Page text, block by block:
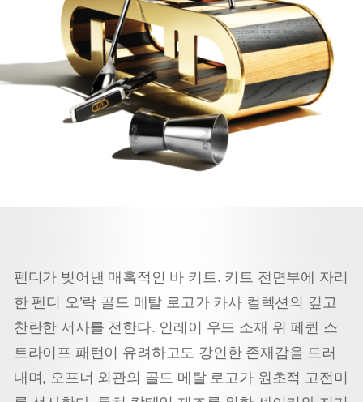
펜디가 빚어낸 매혹적인 바 키트. 키트 전면부에 자리
한 펜디 오’락 골드 메탈 로고가 카사 컬렉션의 깊고
찬란한 서사를 전한다. 인레이 우드 소재 위 페퀸 스
트라이프 패턴이 유려하고도 강인한 존재감을 드러
내며, 오프너 외관의 골드 메탈 로고가 원초적 고전미